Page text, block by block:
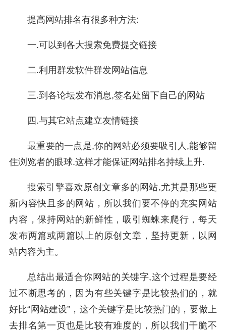
提高网站排名有很多种方法:
一.可以到各大搜索免费提交链接
二.利用群发软件群发网站信息
三.到各论坛发布消息,签名处留下自己的网站
四.与其它站点建立友情链接
最重要的一点是,你的网站必须要吸引人,能够留
住浏览者的眼球.这样才能保证网站排名持续上升.
搜索引擎喜欢原创文章多的网站,尤其是那些更
新内容快且多的网站，所以我们要不停的充实网站
内容，保持网站的新鲜性，吸引蜘蛛来爬行，每天
发布两篇或两篇以上的原创文章，坚持更新，以网
站内容为主。
总结出最适合你网站的关键字,这个过程是要经
过不断思考的，因为有些关键字是比较热们的，就
好比“网站建设”，这个关键字是比较热门的，要做上
去排名第一页也是比较有难度的，所以我们干脆不